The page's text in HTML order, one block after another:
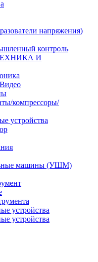
напряжения)
контроль
И
компрессоры/
устройства
машины (УШМ)
устройства
устройства